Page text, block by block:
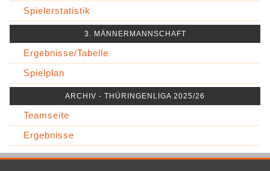
Spielerstatistik
3. MÄNNERMANNSCHAFT
Ergebnisse/Tabelle
Spielplan
ARCHIV - THÜRINGENLIGA 2025/26
Teamseite
Ergebnisse